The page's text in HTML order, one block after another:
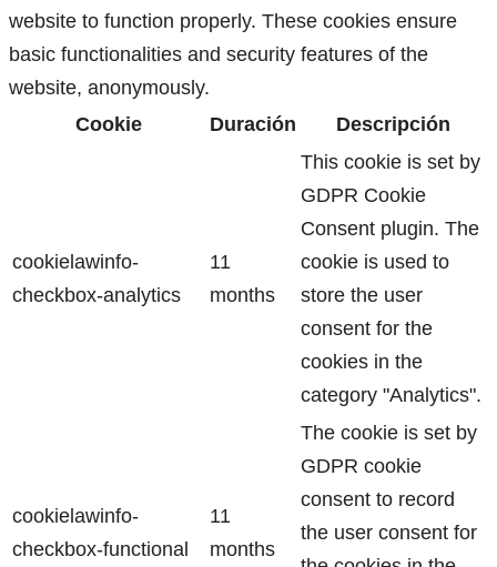
website to function properly. These cookies ensure
basic functionalities and security features of the
website, anonymously.
Cookie
Duración Descripción
cookielawinfo-
checkbox-analytics
11
months
This cookie is set by
GDPR Cookie
Consent plugin. The
cookie is used to
store the user
consent for the
cookies in the
category "Analytics".
cookielawinfo-
checkbox-functional
11
months
The cookie is set by
GDPR cookie
consent to record
the user consent for